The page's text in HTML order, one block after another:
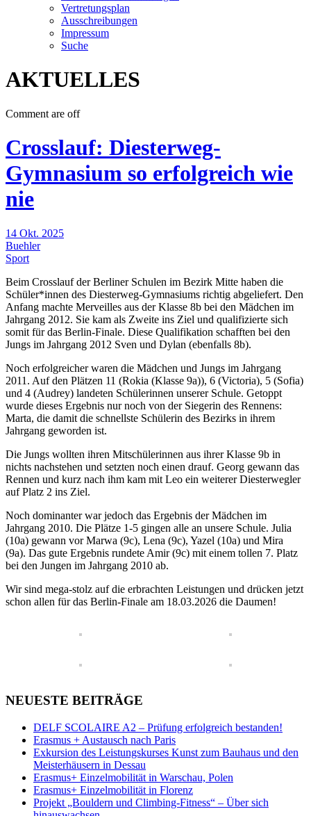
Vertretungsplan
Ausschreibungen
Impressum
Suche
AKTUELLES
Comment are off
Crosslauf: Diesterweg-
Gymnasium so erfolgreich wie
nie
14 Okt. 2025
Buehler
Sport
Beim Crosslauf der Berliner Schulen im Bezirk Mitte haben die
Schüler*innen des Diesterweg-Gymnasiums richtig abgeliefert. Den
Anfang machte Merveilles aus der Klasse 8b bei den Mädchen im
Jahrgang 2012. Sie kam als Zweite ins Ziel und qualifizierte sich
somit für das Berlin-Finale. Diese Qualifikation schafften bei den
Jungs im Jahrgang 2012 Sven und Dylan (ebenfalls 8b).
Noch erfolgreicher waren die Mädchen und Jungs im Jahrgang
2011. Auf den Plätzen 11 (Rokia (Klasse 9a)), 6 (Victoria), 5 (Sofia)
und 4 (Audrey) landeten Schülerinnen unserer Schule. Getoppt
wurde dieses Ergebnis nur noch von der Siegerin des Rennens:
Marta, die damit die schnellste Schülerin des Bezirks in ihrem
Jahrgang geworden ist.
Die Jungs wollten ihren Mitschülerinnen aus ihrer Klasse 9b in
nichts nachstehen und setzten noch einen drauf. Georg gewann das
Rennen und kurz nach ihm kam mit Leo ein weiterer Diesterwegler
auf Platz 2 ins Ziel.
Noch dominanter war jedoch das Ergebnis der Mädchen im
Jahrgang 2010. Die Plätze 1-5 gingen alle an unsere Schule. Julia
(10a) gewann vor Marwa (9c), Lena (9c), Yazel (10a) und Mira
(9a). Das gute Ergebnis rundete Amir (9c) mit einem tollen 7. Platz
bei den Jungen im Jahrgang 2010 ab.
Wir sind mega-stolz auf die erbrachten Leistungen und drücken jetzt
schon allen für das Berlin-Finale am 18.03.2026 die Daumen!
NEUESTE BEITRÄGE
DELF SCOLAIRE A2 – Prüfung erfolgreich bestanden!
Erasmus + Austausch nach Paris
Exkursion des Leistungskurses Kunst zum Bauhaus und den
Meisterhäusern in Dessau
Erasmus+ Einzelmobilität in Warschau, Polen
Erasmus+ Einzelmobilität in Florenz
Projekt „Bouldern und Climbing-Fitness“ – Über sich